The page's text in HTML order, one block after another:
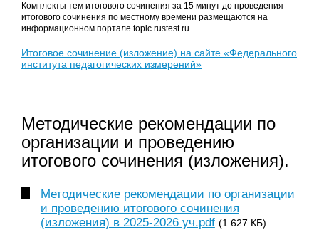
Комплекты тем итогового сочинения за 15 минут до проведения
итогового сочинения по местному времени размещаются на
информационном портале topic.rustest.ru.
Итоговое сочинение (изложение) на сайте «Федерального
института педагогических измерений»
Методические рекомендации по
организации и проведению
итогового сочинения (изложения).
Методические рекомендации по организации
и проведению итогового сочинения
(изложения) в 2025-2026 уч.pdf (1 627 КБ)